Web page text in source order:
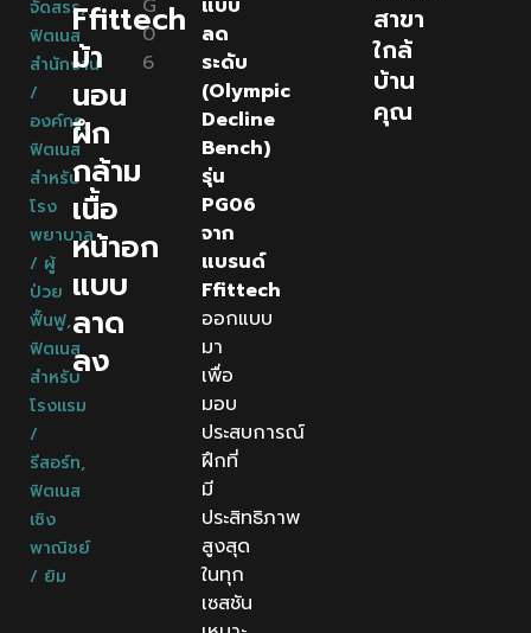
จัดสรร,
ฟิตเนส
สำนักงาน
/
องค์กร,
ฟิตเนส
สำหรับ
โรง
พยาบาล
/ ผู้
ป่วย
ฟื้นฟู,
ฟิตเนส
สำหรับ
โรงแรม
/
รีสอร์ท,
ฟิตเนส
เชิง
พาณิชย์
/ ยิม
Ffittech
ม้า
นอน
ฝึก
กล้าม
เนื้อ
หน้าอก
แบบ
ลาด
ลง
G
0
6
แบบ
ลด
ระดับ
(Olympic
Decline
Bench)
รุ่น
PG06
จาก
แบรนด์
Ffittech
ออกแบบ
มา
เพื่อ
มอบ
ประสบการณ์
ฝึกที่
มี
ประสิทธิภาพ
สูงสุด
ในทุก
เซสชัน
สาขา
ใกล้
บ้าน
คุณ